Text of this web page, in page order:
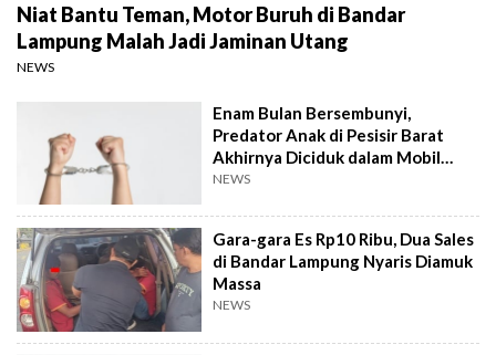
Niat Bantu Teman, Motor Buruh di Bandar
Lampung Malah Jadi Jaminan Utang
NEWS
Enam Bulan Bersembunyi,
Predator Anak di Pesisir Barat
Akhirnya Diciduk dalam Mobil
Travel
NEWS
Gara-gara Es Rp10 Ribu, Dua Sales
di Bandar Lampung Nyaris Diamuk
Massa
NEWS